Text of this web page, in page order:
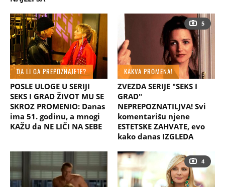
DA LI GA PREPOZNAJETE?
POSLE ULOGE U SERIJI
SEKS I GRAD ŽIVOT MU SE
SKROZ PROMENIO: Danas
ima 51. godinu, a mnogi
KAŽU da NE LIČI NA SEBE
5
KAKVA PROMENA!
ZVEZDA SERIJE "SEKS I
GRAD"
NEPREPOZNATILJVA! Svi
komentarišu njene
ESTETSKE ZAHVATE, evo
kako danas IZGLEDA
4